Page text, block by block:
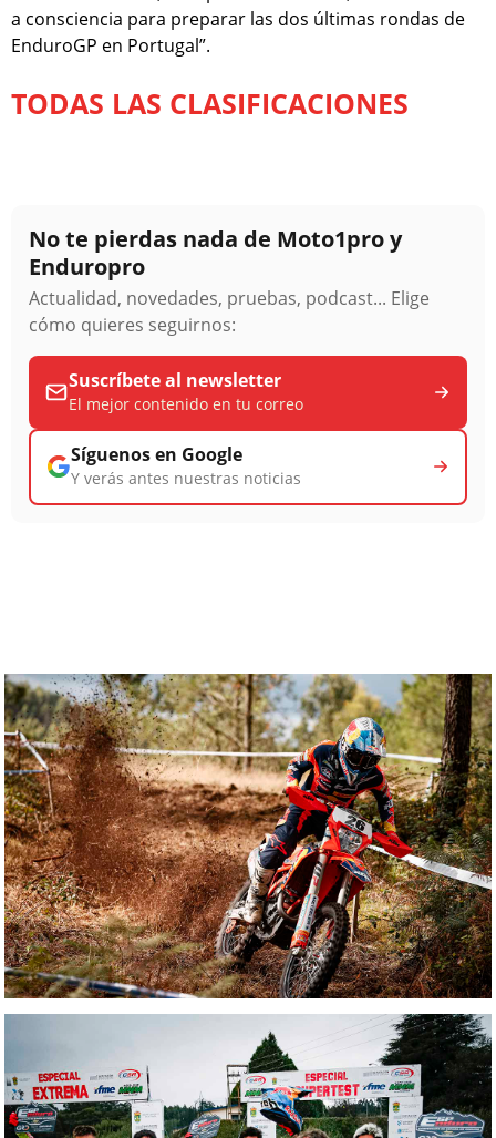
a consciencia para preparar las dos últimas rondas de
EnduroGP en Portugal”.
TODAS LAS CLASIFICACIONES
No te pierdas nada de Moto1pro y
Enduropro
Actualidad, novedades, pruebas, podcast... Elige
cómo quieres seguirnos:
Suscríbete al newsletter
El mejor contenido en tu correo
Síguenos en Google
Y verás antes nuestras noticias